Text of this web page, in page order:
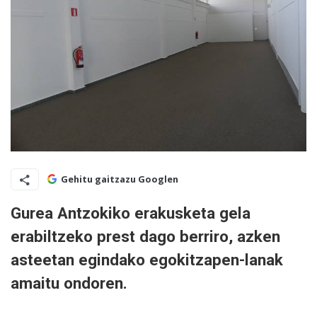
Gehitu gaitzazu Googlen
Gurea Antzokiko erakusketa gela
erabiltzeko prest dago berriro, azken
asteetan egindako egokitzapen-lanak
amaitu ondoren.